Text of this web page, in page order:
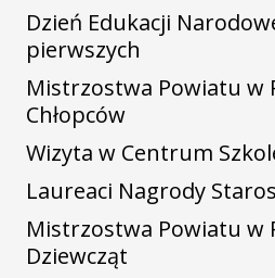
Dzień Edukacji
pierwszych
Mistrzostwa Powiatu w
Chłopców
Wizyta w Centrum
Laureaci Nagrody
Mistrzostwa Powiatu w
Dziewcząt